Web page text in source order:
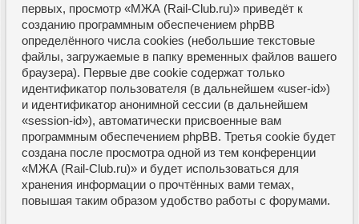
первых, просмотр «МЖА (Rail-Club.ru)» приведёт к
созданию программным обеспечением phpBB
определённого числа cookies (небольшие текстовые
файлы, загружаемые в папку временных файлов вашего
браузера). Первые две cookie содержат только
идентификатор пользователя (в дальнейшем «user-id»)
и идентификатор анонимной сессии (в дальнейшем
«session-id»), автоматически присвоенные вам
программным обеспечением phpBB. Третья cookie будет
создана после просмотра одной из тем конференции
«МЖА (Rail-Club.ru)» и будет использоваться для
хранения информации о прочтённых вами темах,
повышая таким образом удобство работы с форумами.